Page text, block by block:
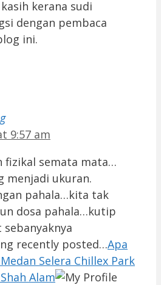
kerana sudi
dengan pembaca
ini.
9:57 am
fizikal semata mata…
menjadi ukuran.
pahala…kita tak
dosa pahala…kutip
sebanyaknya
recently posted…Apa
Selera Chillex Park
Alam